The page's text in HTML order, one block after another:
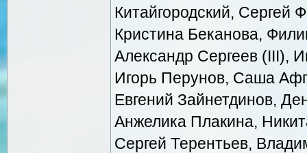
Китайгородский, Сергей
Кристина Беканова,
Александр Сергеев (III),
Игорь Перунов, Саша
Евгений Зайнетдинов,
Анжелика Плакина,
Сергей Терентьев,